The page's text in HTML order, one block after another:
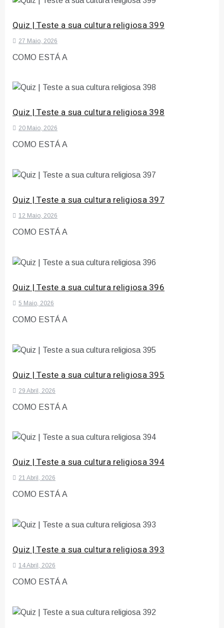
Quiz | Teste a sua cultura religiosa 399
27 Maio, 2026
COMO ESTÁ A
Quiz | Teste a sua cultura religiosa 398
20 Maio, 2026
COMO ESTÁ A
Quiz | Teste a sua cultura religiosa 397
12 Maio, 2026
COMO ESTÁ A
Quiz | Teste a sua cultura religiosa 396
5 Maio, 2026
COMO ESTÁ A
Quiz | Teste a sua cultura religiosa 395
29 Abril, 2026
COMO ESTÁ A
Quiz | Teste a sua cultura religiosa 394
21 Abril, 2026
COMO ESTÁ A
Quiz | Teste a sua cultura religiosa 393
14 Abril, 2026
COMO ESTÁ A